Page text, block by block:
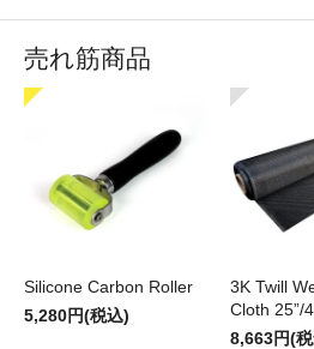
売れ筋商品
Silicone Carbon Roller
5,280円(税込)
3K Twill
Cloth 25”/
8,663円(